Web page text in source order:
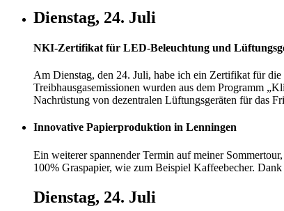
Dienstag, 24. Juli
NKI-Zertifikat für LED-Beleuchtung und
Am Dienstag, den 24. Juli, habe ich ein Zertifikat für
Treibhausgasemissionen wurden aus dem Programm
Nachrüstung von dezentralen Lüftungsgeräten für das
Innovative Papierproduktion in Lenningen
Ein weiterer spannender Termin auf meiner
100% Graspapier, wie zum Beispiel Kaffeebecher.
Dienstag, 24. Juli